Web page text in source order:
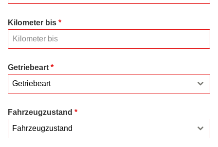
Kilometer bis *
Getriebeart *
Getriebeart
Fahrzeugzustand *
Fahrzeugzustand